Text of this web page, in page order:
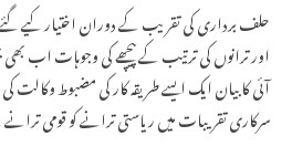
حلف برداری کی تقریب کے دوران اختیار کیے گئے
اور ترانوں کی ترتیب کے پیچھے کی وجوہات اب
آئی کا بیان ایک ایسے طریقہ کار کی مضبوط وکالت کی
سرکاری تقریبات میں ریاستی ترانے کو قومی ترانے